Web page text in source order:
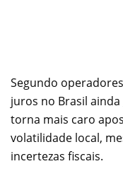
Segundo
juros no Brasil
torna mais caro
volatilidade local,
incertezas fiscais.